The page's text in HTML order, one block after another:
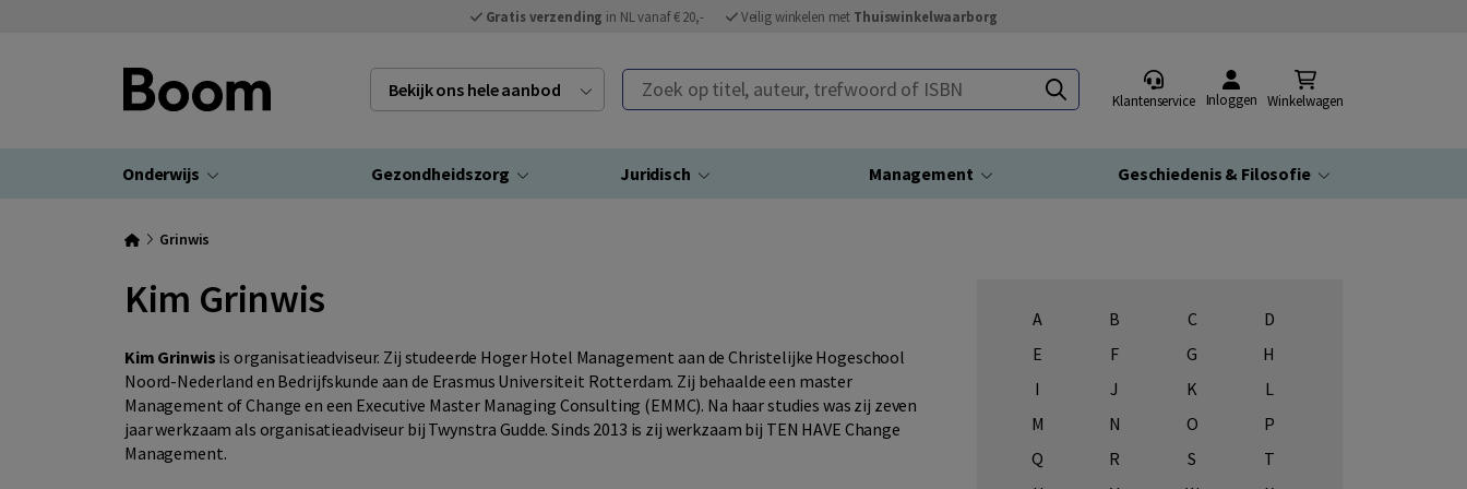
Gratis verzending in NL vanaf € 20,- Veilig winkelen met Thuiswinkelwaarborg
Bekijk ons hele aanbod Zoek op titel, auteur, trefwoord of ISBN
Klantenservice Inloggen Winkelwagen
Onderwijs Gezondheidszorg Juridisch Management Geschiedenis & Filosofie
Grinwis
Kim Grinwis
Kim Grinwis is organisatieadviseur. Zij studeerde Hoger Hotel Management aan de Christelijke Hogeschool
Noord-Nederland en Bedrijfskunde aan de Erasmus Universiteit Rotterdam. Zij behaalde een master
Management of Change en een Executive Master Managing Consulting (EMMC). Na haar studies was zij zeven
jaar werkzaam als organisatieadviseur bij Twynstra Gudde. Sinds 2013 is zij werkzaam bij TEN HAVE Change
Management.
A B C
D
E
F G
H
I
J K
L
M
N O
P
Q
R S
T